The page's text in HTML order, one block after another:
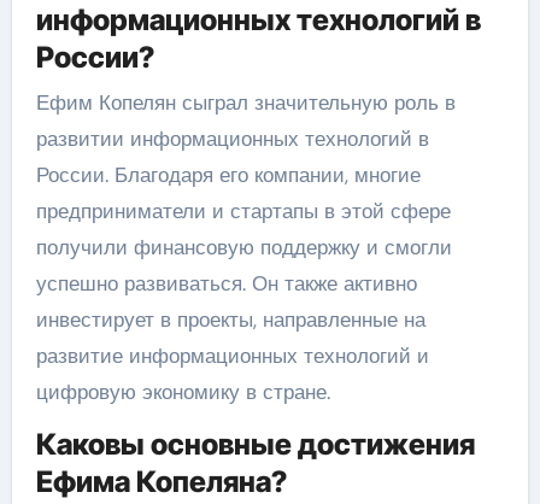
информационных технологий в
России?
Ефим Копелян сыграл значительную роль в
развитии информационных технологий в
России. Благодаря его компании, многие
предприниматели и стартапы в этой сфере
получили финансовую поддержку и смогли
успешно развиваться. Он также активно
инвестирует в проекты, направленные на
развитие информационных технологий и
цифровую экономику в стране.
Каковы основные достижения
Ефима Копеляна?